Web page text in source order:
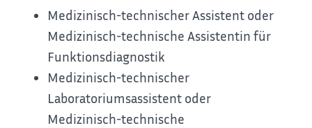
Medizinisch-technischer Assistent oder
Medizinisch-technische Assistentin für
Funktionsdiagnostik
Medizinisch-technischer
Laboratoriumsassistent oder
Medizinisch-technische